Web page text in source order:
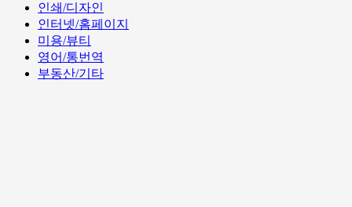
인쇄/디자인
인터넷/홈페이지
미용/뷰티
영어/통번역
부동산/기타